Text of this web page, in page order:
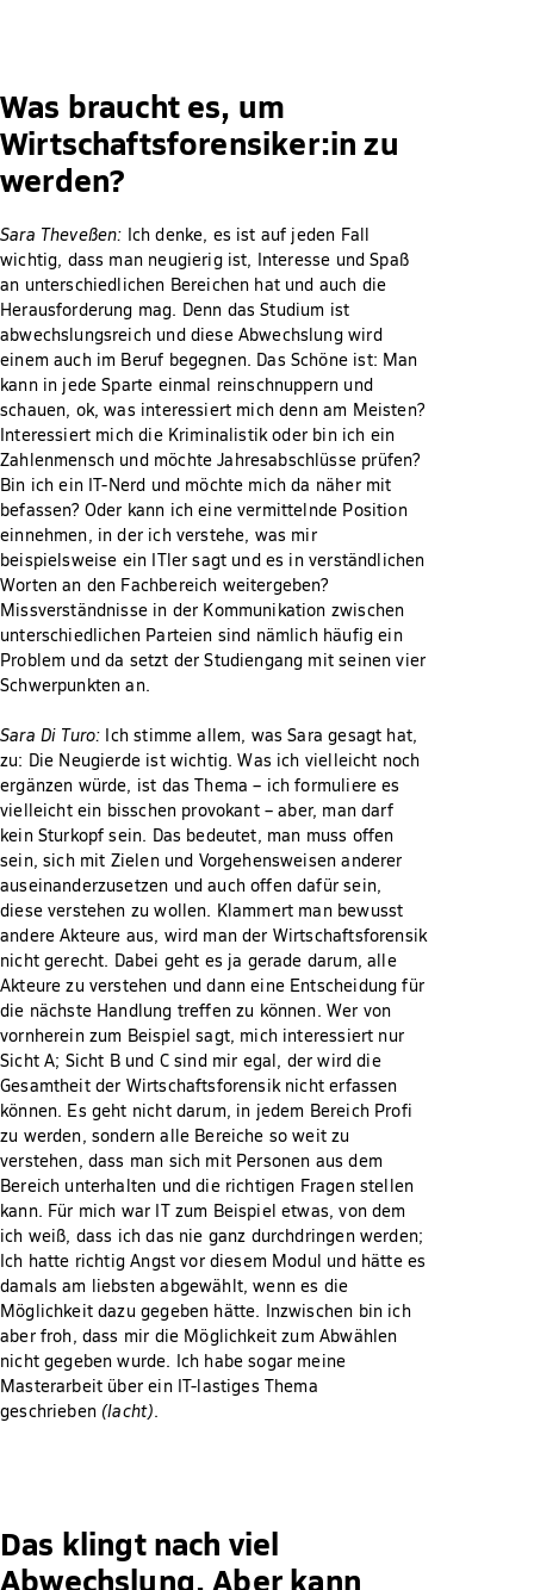
Was braucht es, um
Wirtschaftsforensiker:in zu
werden?
Sara Theveßen: Ich denke, es ist auf jeden Fall
wichtig, dass man neugierig ist, Interesse und Spaß
an unterschiedlichen Bereichen hat und auch die
Herausforderung mag. Denn das Studium ist
abwechslungsreich und diese Abwechslung wird
einem auch im Beruf begegnen. Das Schöne ist: Man
kann in jede Sparte einmal reinschnuppern und
schauen, ok, was interessiert mich denn am Meisten?
Interessiert mich die Kriminalistik oder bin ich ein
Zahlenmensch und möchte Jahresabschlüsse prüfen?
Bin ich ein IT-Nerd und möchte mich da näher mit
befassen? Oder kann ich eine vermittelnde Position
einnehmen, in der ich verstehe, was mir
beispielsweise ein ITler sagt und es in verständlichen
Worten an den Fachbereich weitergeben?
Missverständnisse in der Kommunikation zwischen
unterschiedlichen Parteien sind nämlich häufig ein
Problem und da setzt der Studiengang mit seinen vier
Schwerpunkten an.
Sara Di Turo: Ich stimme allem, was Sara gesagt hat,
zu: Die Neugierde ist wichtig. Was ich vielleicht noch
ergänzen würde, ist das Thema – ich formuliere es
vielleicht ein bisschen provokant – aber, man darf
kein Sturkopf sein. Das bedeutet, man muss offen
sein, sich mit Zielen und Vorgehensweisen anderer
auseinanderzusetzen und auch offen dafür sein,
diese verstehen zu wollen. Klammert man bewusst
andere Akteure aus, wird man der Wirtschaftsforensik
nicht gerecht. Dabei geht es ja gerade darum, alle
Akteure zu verstehen und dann eine Entscheidung für
die nächste Handlung treffen zu können. Wer von
vornherein zum Beispiel sagt, mich interessiert nur
Sicht A; Sicht B und C sind mir egal, der wird die
Gesamtheit der Wirtschaftsforensik nicht erfassen
können. Es geht nicht darum, in jedem Bereich Profi
zu werden, sondern alle Bereiche so weit zu
verstehen, dass man sich mit Personen aus dem
Bereich unterhalten und die richtigen Fragen stellen
kann. Für mich war IT zum Beispiel etwas, von dem
ich weiß, dass ich das nie ganz durchdringen werden;
Ich hatte richtig Angst vor diesem Modul und hätte es
damals am liebsten abgewählt, wenn es die
Möglichkeit dazu gegeben hätte. Inzwischen bin ich
aber froh, dass mir die Möglichkeit zum Abwählen
nicht gegeben wurde. Ich habe sogar meine
Masterarbeit über ein IT-lastiges Thema
geschrieben (lacht).
Das klingt nach viel
Abwechslung. Aber kann